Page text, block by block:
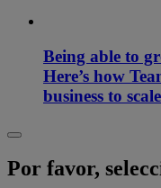
Being able to
Here’s how
business to
Por favor,